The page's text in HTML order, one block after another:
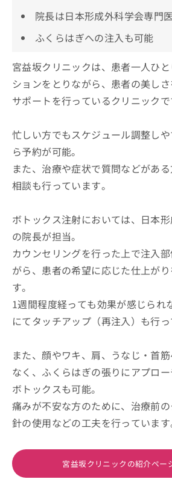
院長は日本形成外科学会専門
ふくらはぎへの注入も可能
宮益坂クリニックは、患者一人ひ
ションをとりながら、患者の美し
サポートを行っているクリニックで
忙しい方でもスケジュール調整し
ら予約が可能。
また、治療や症状で質問などがあ
相談も行っています。
ボトックス注射においては、日本
の院長が担当。
カウンセリングを行った上で注入
がら、患者の希望に応じた仕上が
す。
1週間程度経っても効果が感じられ
にてタッチアップ（再注入）も行っ
また、顔やワキ、肩、うなじ・首
なく、ふくらはぎの張りにアプロ
ボトックスも可能。
痛みが不安な方のために、治療前
針の使用などの工夫を行っています
宮益坂クリニックの紹介ペー